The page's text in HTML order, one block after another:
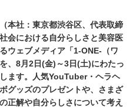
本社：東京都渋谷区、代表取締
会における自分らしさと美容医
ウェブメディア「1-ONE-（ワ
、8月2日(金)～3日(土)にわたっ
ます。人気YouTuber・ヘラヘ
グッズのプレゼントや、さまざ
正解や自分らしさについて考え